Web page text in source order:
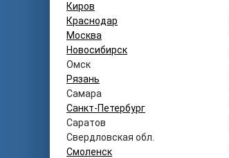
Киров
Краснодар
Москва
Новосибирск
Омск
Рязань
Самара
Санкт-Петербург
Саратов
Свердловская обл.
Смоленск